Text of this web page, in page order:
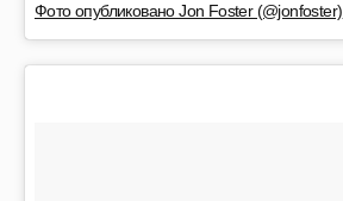
Фото опубликовано Jon Foster (@jonfoster)